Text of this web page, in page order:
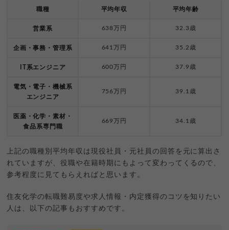
職種 平均年収 平均年齢
営業系 638万円 32.3歳
企画・事務・管理系 641万円 35.2歳
IT系エンジニア 600万円 37.9歳
電気・電子・機械系
エンジニア
756万円 39.1歳
医薬・化学・素材・
食品系専門職
669万円 34.1歳
上記の職種別平均年収は現役社員・元社員の回答を元に算出さ
れていますが、役職や在籍時期にもよって変わってくるので、
参考程度に見てもらえればと思います。
住友化学の転職難易度や求人情報・内定獲得のコツを知りたい
人は、以下の記事もおすすめです。